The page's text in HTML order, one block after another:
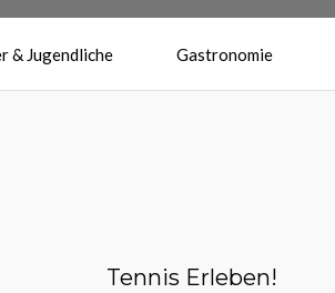
& Jugendliche Gastronomie
Tennis Erleben!